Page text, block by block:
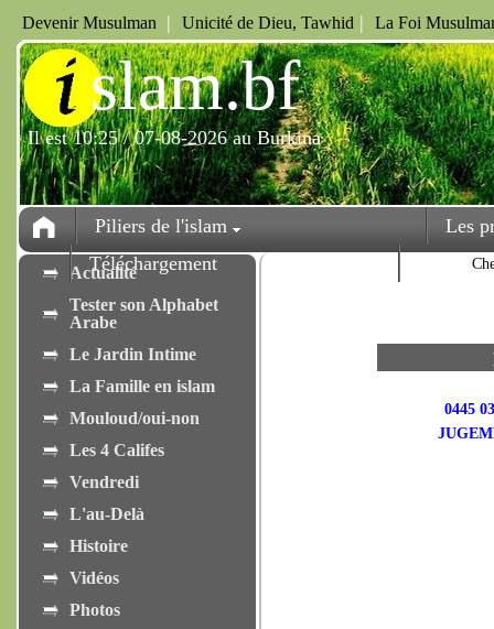
Devenir Musulman | Unicité de Dieu, Tawhid | La Foi
islam.bf
Il est 10:25 / 07-08-2026 au Burkina
Piliers de l'islam
Les
Téléchargement
Actualité
Tester son Alphabet
Arabe
Le Jardin Intime
La Famille en islam
Mouloud/oui-non
Les 4 Califes
Vendredi
L'au-Delà
Histoire
Vidéos
Photos
0445